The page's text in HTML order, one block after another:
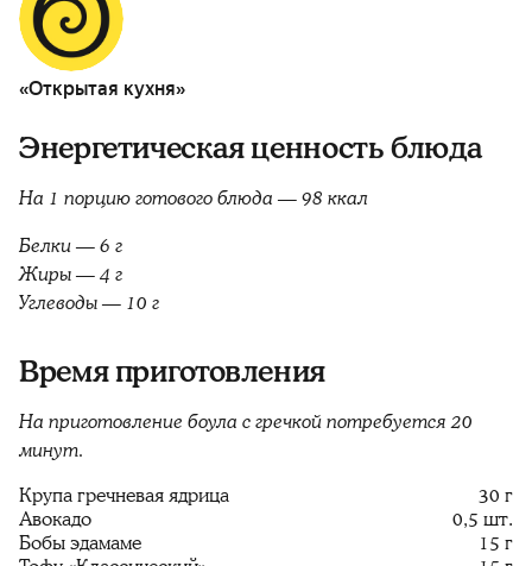
«Открытая кухня»
Энергетическая ценность блюда
На 1 порцию готового блюда — 98 ккал
Белки — 6 г
Жиры — 4 г
Углеводы — 10 г
Время приготовления
На приготовление боула с гречкой потребуется 20
минут.
Крупа гречневая ядрица
30 г
Авокадо
0,5 шт.
Бобы эдамаме
15 г